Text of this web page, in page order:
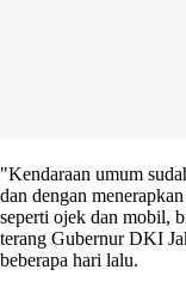
"Kendaraan umum
dan dengan
seperti ojek dan mobil,
terang Gubernur DKI
beberapa hari lalu.